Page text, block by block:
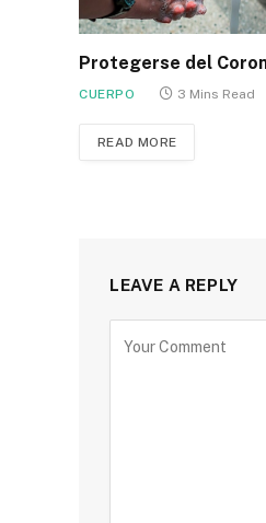
Protegerse del
CUERPO 3 Mins Read
READ MORE
LEAVE A REPLY